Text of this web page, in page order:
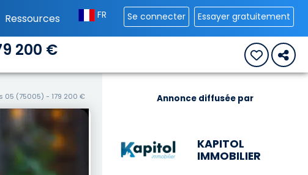
Ressources FR Se connecter Essayer gratuitement
200 €
05 (75005) - 179 200 € Annonce diffusée par
KAPITOL
IMMOBILIER